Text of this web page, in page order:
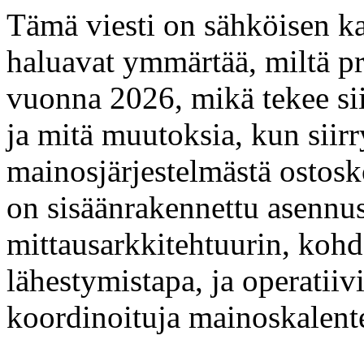
Tämä viesti on sähköisen
haluavat ymmärtää, miltä
vuonna 2026, mikä tekee
ja mitä muutoksia, kun
mainosjärjestelmästä
on sisäänrakennettu
mittausarkkitehtuurin,
lähestymistapa, ja
koordinoituja